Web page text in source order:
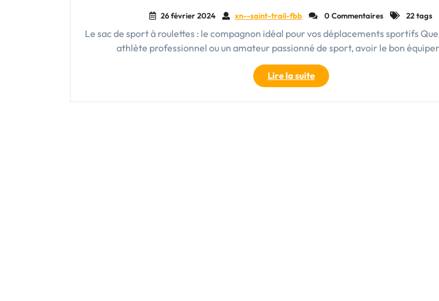
26 février 2024 xn--saint-trail-fbb 0 Commentaires 22 tags
Le sac de sport à roulettes : le compagnon idéal pour vos déplacements sportifs Que
athlète professionnel ou un amateur passionné de sport, avoir le bon
Lire la suite"Le
sac
de